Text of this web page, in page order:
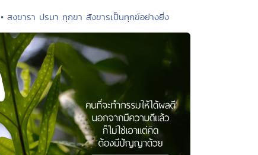
• สงฺขารา ปรมา ทุกฺขา สังขารเป็นทุกข์อย่างยิ่ง